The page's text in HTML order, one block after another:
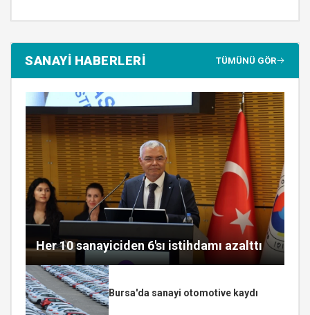
SANAYİ HABERLERİ TÜMÜNÜ GÖR
Her 10 sanayiciden 6'sı istihdamı azalttı
Bursa'da sanayi otomotive kaydı